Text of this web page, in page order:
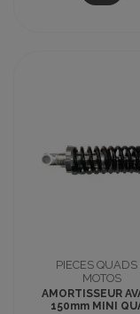
PIECES QUADS
MOTOS
AMORTISSEUR
150mm MINI